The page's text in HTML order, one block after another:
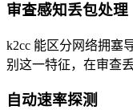
审查感知丢包处理
k2cc 能区分网络拥塞
别这一特征，在审查
自动速率探测